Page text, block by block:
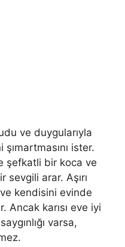
ve duygularıyla
ister.
şefkatli bir koca ve
sevgili arar. Aşırı
kendisini evinde
Ancak karısı eve iyi
varsa,